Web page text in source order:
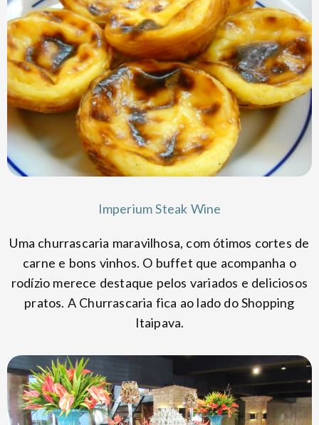
Imperium Steak Wine
Uma churrascaria maravilhosa, com ótimos cortes de
carne e bons vinhos. O buffet que acompanha o
rodízio merece destaque pelos variados e deliciosos
pratos. A Churrascaria fica ao lado do Shopping
Itaipava.